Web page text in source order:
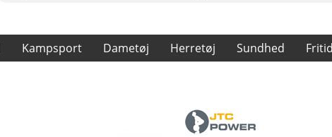
Kampsport Dametøj Herretøj Sundhed